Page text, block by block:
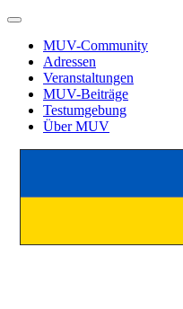
MUV-Community
Adressen
Veranstaltungen
MUV-Beiträge
Testumgebung
Über MUV